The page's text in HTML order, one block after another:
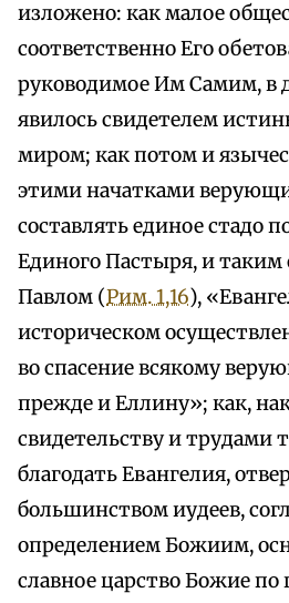
изложено: как малое
соответственно Его
руководимое Им Самим, в
явилось свидетелем
миром; как потом и
этими начатками
составлять единое стадо
Единого Пастыря, и таким
Павлом (Рим. 1,16),
историческом
во спасение всякому
прежде и Еллину»; как,
свидетельству и трудами
благодать Евангелия,
большинством иудеев,
определением Божиим,
славное царство Божие